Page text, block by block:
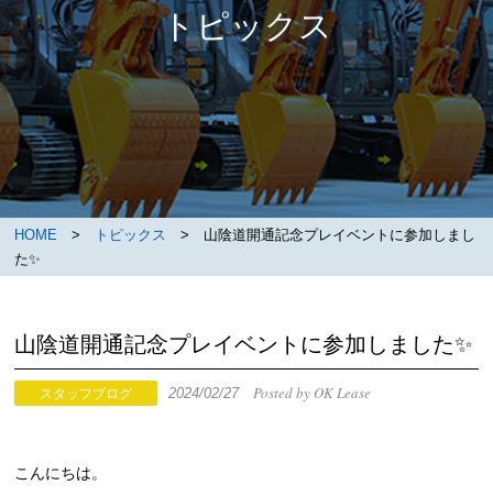
トピックス
HOME > トピックス > 山陰道開通記念プレイベントに参加しまし
た✨
山陰道開通記念プレイベントに参加しました✨
スタッフブログ 2024/02/27Posted by OK Lease
こんにちは。